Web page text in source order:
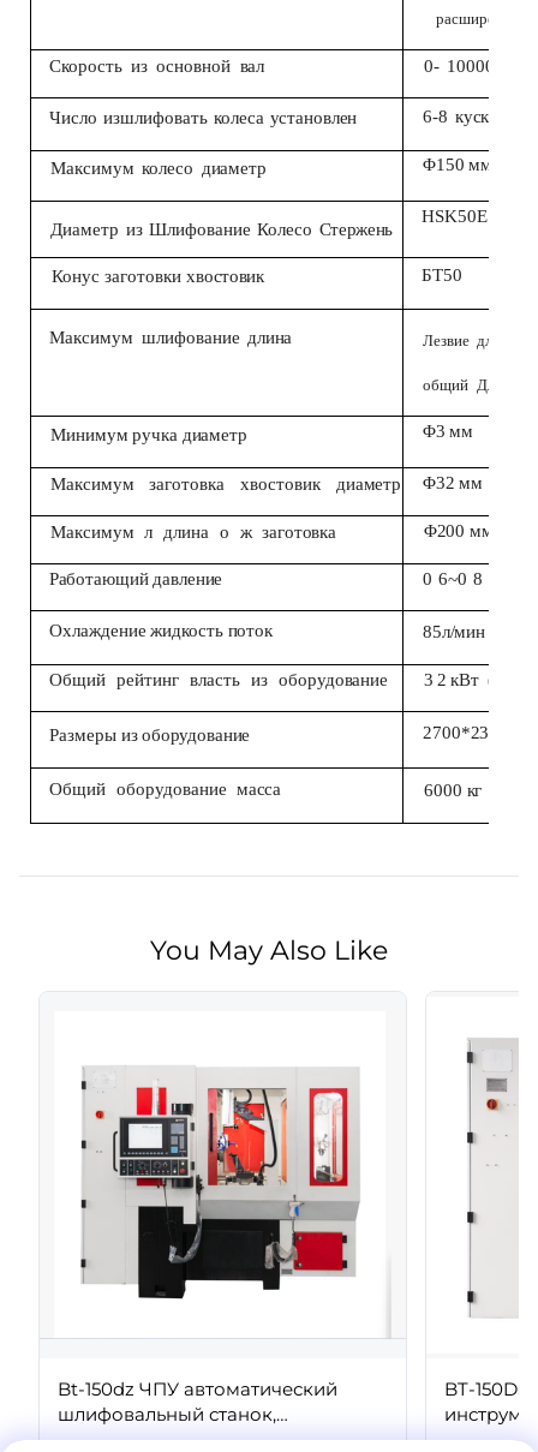
расширение
Скорость из основной вал 0- 10000
Число изшлифовать колеса установлен 6-8 куски
Максимум колесо диаметр Φ150 мм
Диаметр из Шлифование Колесо Стержень
HSK50E
Конус заготовки хвостовик БТ50
Максимум шлифование длина Лезвие длина:
общий Длина:
Минимум ручка диаметр Φ3 мм
Максимум заготовка хвостовик диаметр Φ32 мм
Максимум л длина о ж заготовка Φ200 мм
Работающий давление 0 6~0 8
Охлаждение жидкость поток 85л/мин
Общий рейтинг власть из оборудование 3 2 кВт (
Размеры из оборудование
Общий оборудование масса 6000 кг
You May Also Like
Bt-150dz ЧПУ автоматический
шлифовальный станок,
шлифовальный станок для
BT-
станок